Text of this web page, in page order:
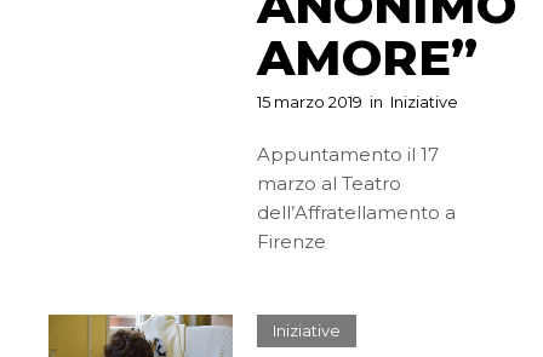
AMORE”
15 marzo 2019 in Iniziative
Appuntamento il 17
marzo al Teatro
dell’Affratellamento a
Firenze
Iniziative